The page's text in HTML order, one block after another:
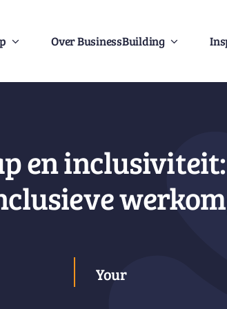
Over BusinessBuilding
en inclusiviteit:
Your